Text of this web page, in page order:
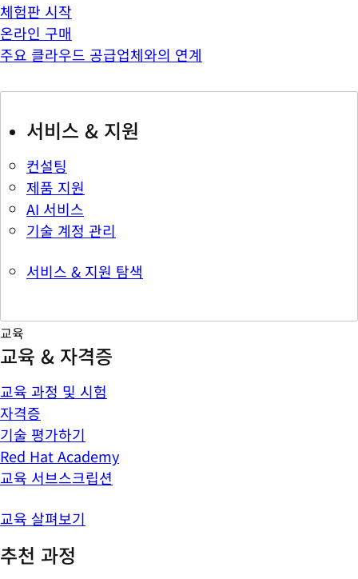
체험판 시작
온라인 구매
주요 클라우드 공급업체와의 연계
서비스 & 지원
컨설팅
제품 지원
AI 서비스
기술 계정 관리
서비스 & 지원 탐색
교육
교육 & 자격증
교육 과정 및 시험
자격증
기술 평가하기
Red Hat Academy
교육 서브스크립션
교육 살펴보기
추천 과정